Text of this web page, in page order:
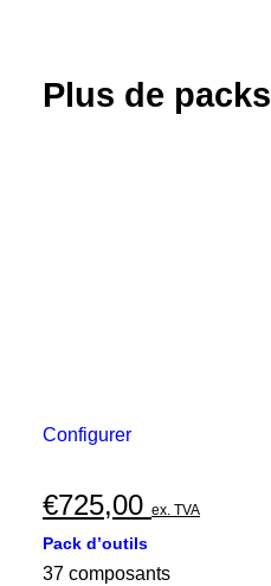
Plus de packs
Configurer
€725,00 ex. TVA
Pack d’outils
37 composants